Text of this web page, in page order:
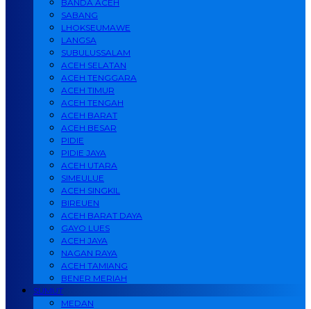
BANDA ACEH
SABANG
LHOKSEUMAWE
LANGSA
SUBULUSSALAM
ACEH SELATAN
ACEH TENGGARA
ACEH TIMUR
ACEH TENGAH
ACEH BARAT
ACEH BESAR
PIDIE
PIDIE JAYA
ACEH UTARA
SIMEULUE
ACEH SINGKIL
BIREUEN
ACEH BARAT DAYA
GAYO LUES
ACEH JAYA
NAGAN RAYA
ACEH TAMIANG
BENER MERIAH
SUMUT
MEDAN